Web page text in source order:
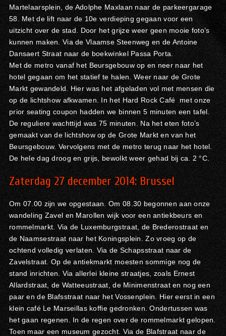
Martelaarsplein, de Adolphe Maxlaan naar de parkeergarage
58. Met de lift naar de 10e verdieping gegaan voor een
uitzicht over de stad. Door het grijze weer geen mooie foto’s
kunnen maken. Via de Vlaamse Steenweg en de Antoine
Dansaert Straat naar de boekwinkel Passa Porta.
Met de metro vanaf het Beursgebouw op en neer naar het
hotel gegaan om het statief te halen. Weer naar de Grote
Markt gewandeld. Hier was het afgeladen vol met mensen die
op de lichtshow afkwamen. In het Hard Rock Café met onze
prior seating coupon hadden we binnen 5 minuten een tafel.
De reguliere wachttijd was 75 minuten. Na het eten foto’s
gemaakt van de lichtshow op de Grote Markt en van het
Beursgebouw. Vervolgens met de metro terug naar het hotel.
De hele dag droog en grijs, bewolkt weer gehad bij ca. 2 °C.
Zaterdag 27 december 2014: Brussel
Om 07.00 zijn we opgestaan. Om 08.30 begonnen aan onze
wandeling Zavel en Marollen wijk voor een antiekbeurs en
rommelmarkt. Via de Luxemburgstraat, de Brederostraat en
de Naamsestraat naar het Koningsplein. Zo vroeg op de
ochtend volledig verlaten. Via de Schapsstraat naar de
Zavelstraat. Op de antiekmarkt moesten sommige nog de
stand inrichten. Via allerlei kleine straatjes, zoals Ernest
Allardstraat, de Watteeustraat, de Minimenstraat en nog een
paar en de Blafsstraat naar het Vossenplein. Hier eerst in een
klein café Le Marseillas koffie gedronken. Ondertussen was
het gaan regenen. In de regen over de rommelmarkt gelopen.
Toen maar een museum gezocht. Via de Blafstraat naar de